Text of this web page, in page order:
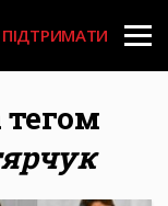
User
account
menu
ПІДТРИМАТИ
тегом